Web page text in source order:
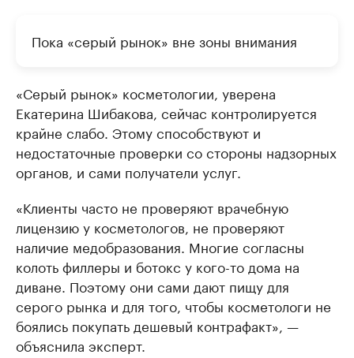
Пока «серый рынок» вне зоны внимания
«Серый рынок» косметологии, уверена
Екатерина Шибакова, сейчас контролируется
крайне слабо. Этому способствуют и
недостаточные проверки со стороны надзорных
органов, и сами получатели услуг.
«Клиенты часто не проверяют врачебную
лицензию у косметологов, не проверяют
наличие медобразования. Многие согласны
колоть филлеры и ботокс у кого-то дома на
диване. Поэтому они сами дают пищу для
серого рынка и для того, чтобы косметологи не
боялись покупать дешевый контрафакт», —
объяснила эксперт.